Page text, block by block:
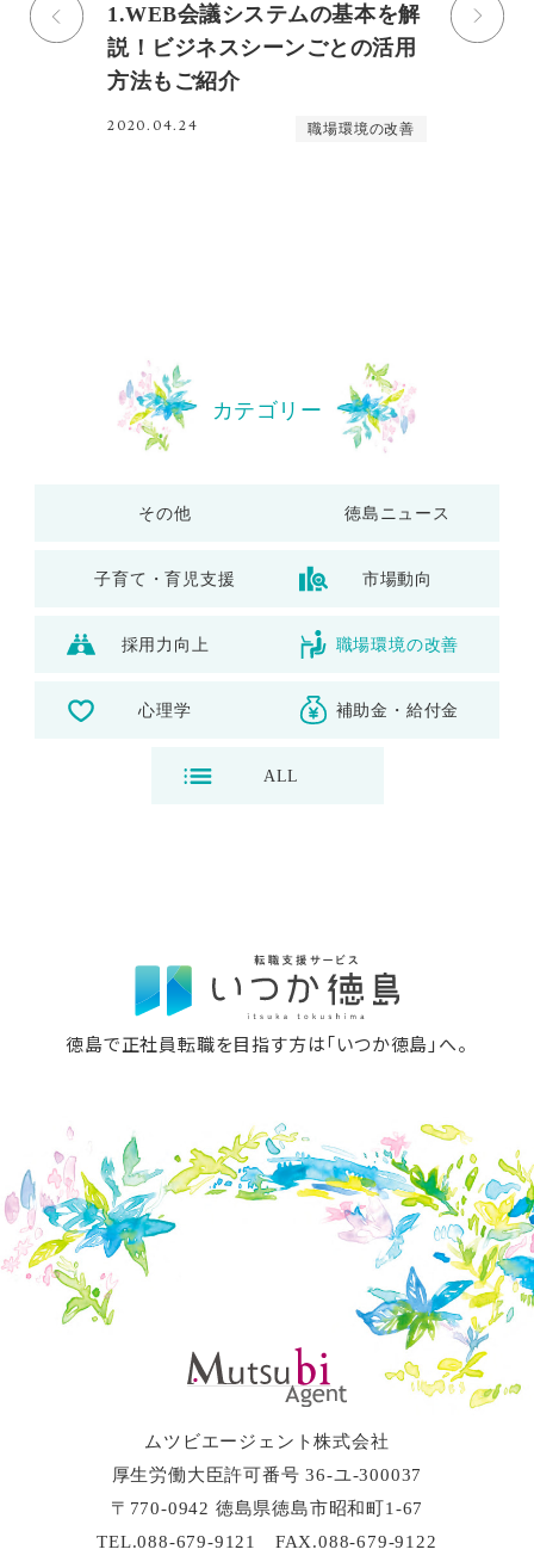
1.WEB会議システムの基本を解
説！ビジネスシーンごとの活用
方法もご紹介
2020.04.24 職場環境の改善
カテゴリー
その他 徳島ニュース
子育て・育児支援 市場動向
採用力向上 職場環境の改善
心理学 補助金・給付金
ALL
ムツビエージェント株式会社
厚生労働大臣許可番号 36-ユ-300037
〒770-0942 徳島県徳島市昭和町1-67
TEL.088-679-9121 FAX.088-679-9122
徳島で正社員転職を目指す方は「いつか徳島」へ。